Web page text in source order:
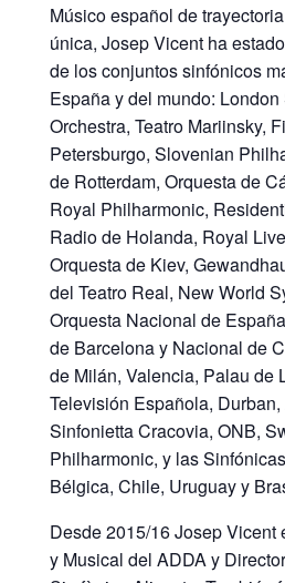
Músico español de
única, Josep Vicent ha
de los conjuntos sinfónicos
España y del mundo:
Orchestra, Teatro Mariinsky,
Petersburgo, Slovenian
de Rotterdam, Orquesta de
Royal Philharmonic,
Radio de Holanda, Royal
Orquesta de Kiev,
del Teatro Real, New World
Orquesta Nacional de
de Barcelona y Nacional de
de Milán, Valencia, Palau de
Televisión Española,
Sinfonietta Cracovia, ONB,
Philharmonic, y las
Bélgica, Chile, Uruguay y
Desde 2015/16 Josep Vicent
y Musical del ADDA y